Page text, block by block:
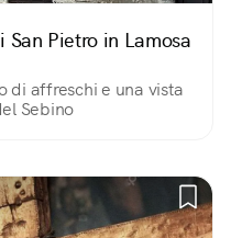
Pietro in Lamosa
di affreschi e una vista
Sebino